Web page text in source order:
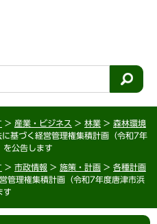
> 産業・ビジネス > 林業 > 森林環境
基づく経営管理権集積計画（令和7年
を公告します
> 市政情報 > 施策・計画 > 各種計画
管理権集積計画（令和7年度唐津市浜
す